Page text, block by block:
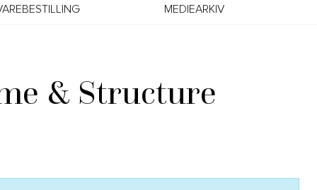
MEDIEARKIV
& Structure